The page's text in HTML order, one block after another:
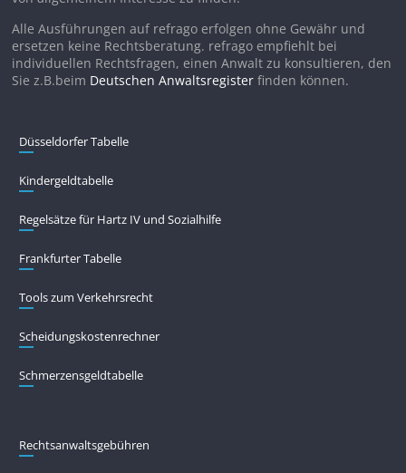
Alle Ausführungen auf refrago erfolgen ohne Gewähr und
ersetzen keine Rechtsberatung. refrago empfiehlt bei
individuellen Rechtsfragen, einen Anwalt zu konsultieren, den
Sie z.B.beim Deutschen Anwaltsregister finden können.
Düsseldorfer Tabelle
Kindergeldtabelle
Regelsätze für Hartz IV und Sozialhilfe
Frankfurter Tabelle
Tools zum Verkehrsrecht
Scheidungskostenrechner
Schmerzensgeldtabelle
Rechtsanwaltsgebühren